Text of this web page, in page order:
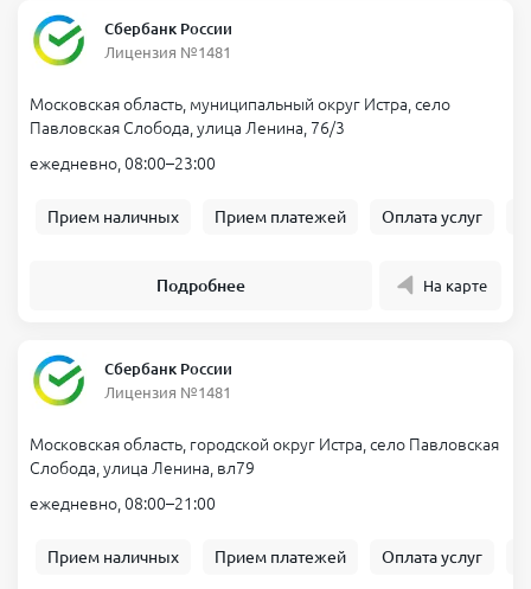
Сбербанк России
Лицензия №1481
Московская область, муниципальный округ Истра, село
Павловская Слобода, улица Ленина, 76/3
ежедневно, 08:00–23:00
Прием наличных Прием платежей Оплата услуг
Подробнее На карте
Сбербанк России
Лицензия №1481
Московская область, городской округ Истра, село Павловская
Слобода, улица Ленина, вл79
ежедневно, 08:00–21:00
Прием наличных Прием платежей Оплата услуг